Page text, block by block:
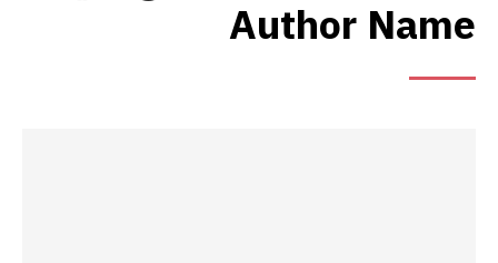
Author Name